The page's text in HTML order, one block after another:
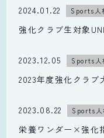
2024.01.22 Sports人
強化クラブ生対象
2023.12.05 Sports人
2023年度強化クラブ
2023.08.22 Sports人
栄養ワンダー×強化